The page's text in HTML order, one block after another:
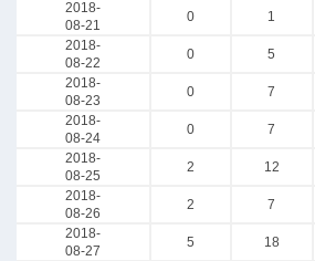
2018-
08-21
0 1
2018-
08-22
0 5
2018-
08-23
0 7
2018-
08-24
0 7
2018-
08-25
2 12
2018-
08-26
2 7
2018-
08-27
5 18